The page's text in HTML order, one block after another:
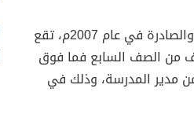
حسب قوانين الفصل في الأردن، والصادرة في عام 2007م، تقع
من الصف السابع فما فوق
مدير المدرسة، وذلك في